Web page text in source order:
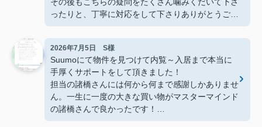
ったりと、丁寧に対応をして下さりありがとうござ
いました。
2026年7月5日 S様
Suumoにて物件を見つけて内覧～入居まで本当に
手厚くサポートをして頂きました！
担当の諸橋さんには何から何まで感謝しかありませ
ん。一生に一度の大きな買い物がマスターマインド
の諸橋さんで良かったです！
今後も沢山お世話になります。